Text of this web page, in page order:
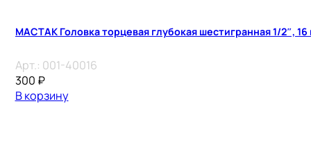
МАСТАК Головка торцевая глубокая шестигранная 1/2″, 16
Арт.: 001-40016
300 ₽
В корзину